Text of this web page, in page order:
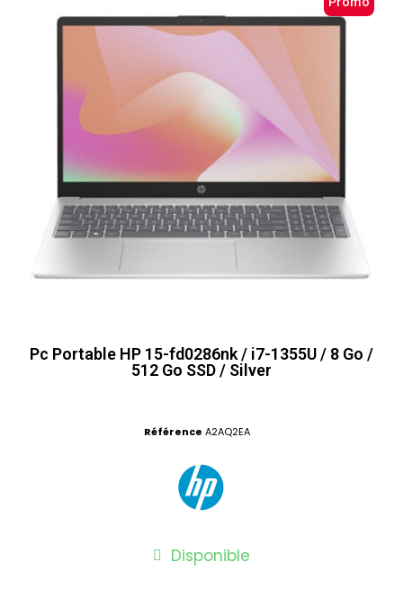
Pc Portable HP 15-fd0286nk / i7-1355U / 8 Go /
512 Go SSD / Silver
Référence A2AQ2EA
Disponible